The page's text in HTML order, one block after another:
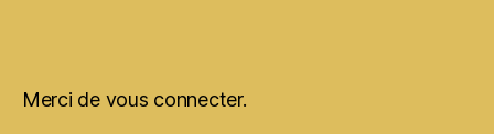
Merci de vous connecter.